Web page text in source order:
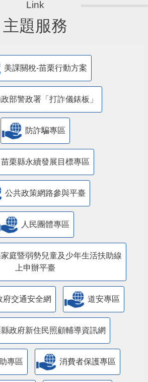
主題服務
美課關稅-苗栗行動方案
部警政署「打詐儀錶板」
防詐騙專區
苗栗縣永續發展目標專區
公共政策網路參與平臺
人民團體專區
庭暨弱勢兒童及少年生活扶助線
上申辦平臺
府交通安全網 道安專區
政府新住民照顧輔導資訊網
專區 消費者保護專區